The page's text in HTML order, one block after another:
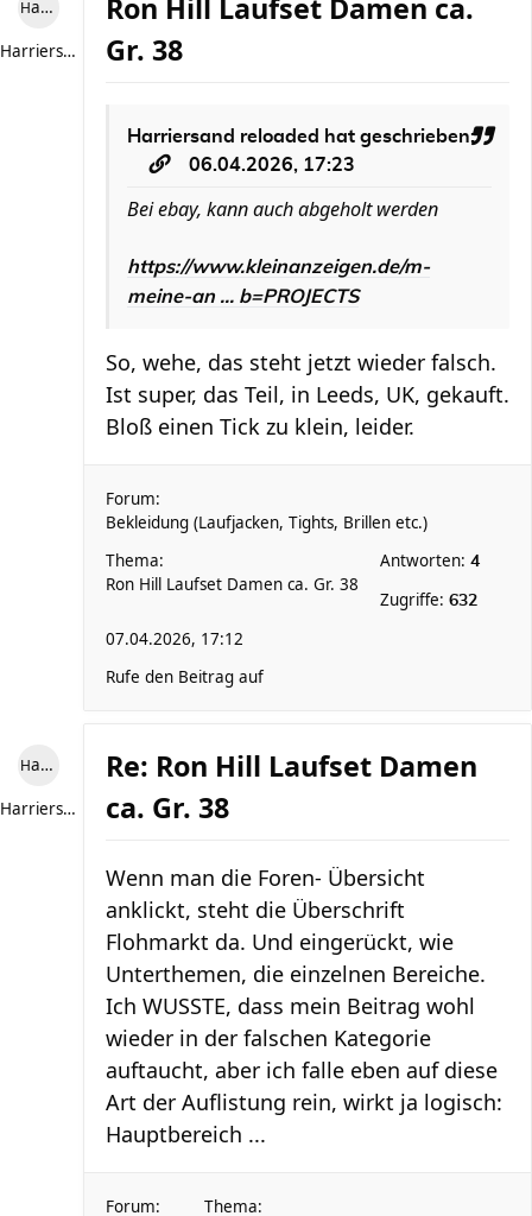
Harriersand reloaded
Harriersand reloaded
Ron Hill Laufset Damen ca.
Gr. 38
Harriersand reloaded
hat geschrieben:
06.04.2026, 17:23
Bei ebay, kann auch abgeholt werden
https://www.kleinanzeigen.de/m-
meine-an ... b=PROJECTS
So, wehe, das steht jetzt wieder falsch.
Ist super, das Teil, in Leeds, UK, gekauft.
Bloß einen Tick zu klein, leider.
Forum:
Bekleidung (Laufjacken, Tights, Brillen etc.)
Thema:
Ron Hill Laufset Damen ca. Gr. 38
Antworten: 4
Zugriffe: 632
07.04.2026, 17:12
Rufe den Beitrag auf
Harriersand reloaded
Harriersand reloaded
Re: Ron Hill Laufset Damen
ca. Gr. 38
Wenn man die Foren- Übersicht
anklickt, steht die Überschrift
Flohmarkt da. Und eingerückt, wie
Unterthemen, die einzelnen Bereiche.
Ich WUSSTE, dass mein Beitrag wohl
wieder in der falschen Kategorie
auftaucht, aber ich falle eben auf diese
Art der Auflistung rein, wirkt ja logisch:
Hauptbereich ...
Forum: Thema: